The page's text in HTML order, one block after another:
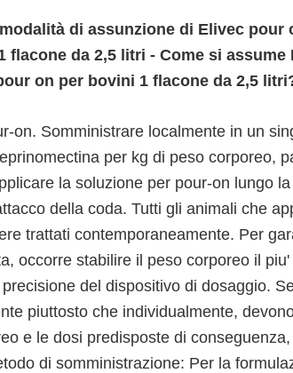
di assunzione di Elivec pour
flacone da 2,5 litri - Come si
on per bovini 1 flacone da 2,5
on. Somministrare localmente in un
per kg di peso corporeo,
la soluzione per pour-on lungo
della coda. Tutti gli animali che
trattati contemporaneamente. Per
occorre stabilire il peso corporeo il
del dispositivo di dosaggio.
piuttosto che individualmente,
e le dosi predisposte di
di somministrazione: Per la